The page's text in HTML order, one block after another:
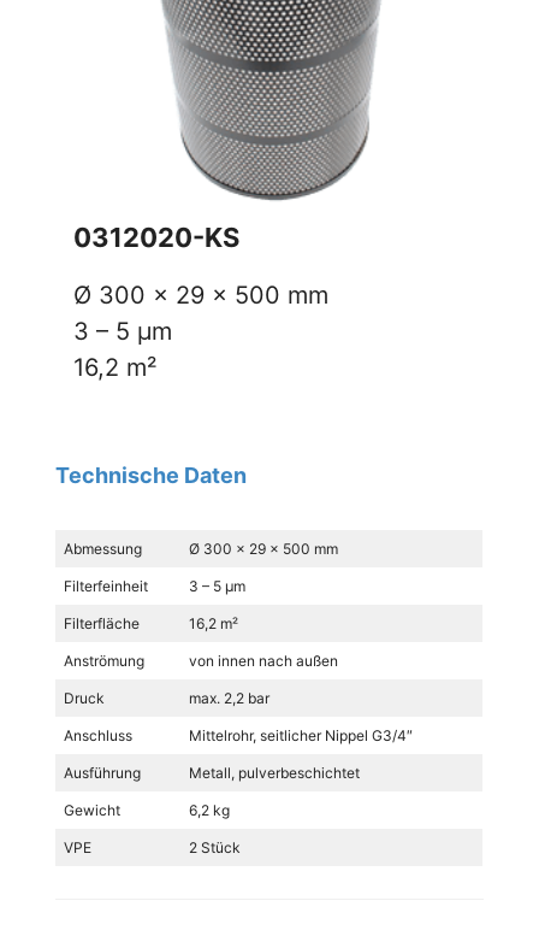
0312020-KS
Ø 300 x 29 x 500 mm
3 – 5 µm
16,2 m²
Technische Daten
Abmessung Ø 300 x 29 x 500 mm
Filterfeinheit 3 – 5 µm
Filterfläche 16,2 m²
Anströmung von innen nach außen
Druck max. 2,2 bar
Anschluss Mittelrohr, seitlicher Nippel G3/4″
Ausführung Metall, pulverbeschichtet
Gewicht 6,2 kg
VPE 2 Stück